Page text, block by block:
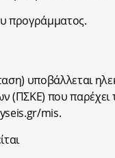
προγράμματος.
υποβάλλεται
(ΠΣΚΕ) που παρέχει
mis.